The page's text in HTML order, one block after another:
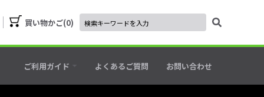
買い物かご 0
ご利用ガイド よくあるご質問 お問い合わせ